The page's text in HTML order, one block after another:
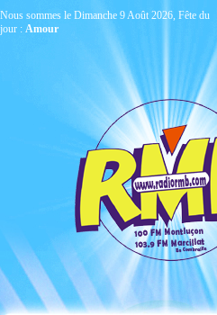
Nous sommes le Dimanche 9 Août 2026, Fête du
jour : Amour